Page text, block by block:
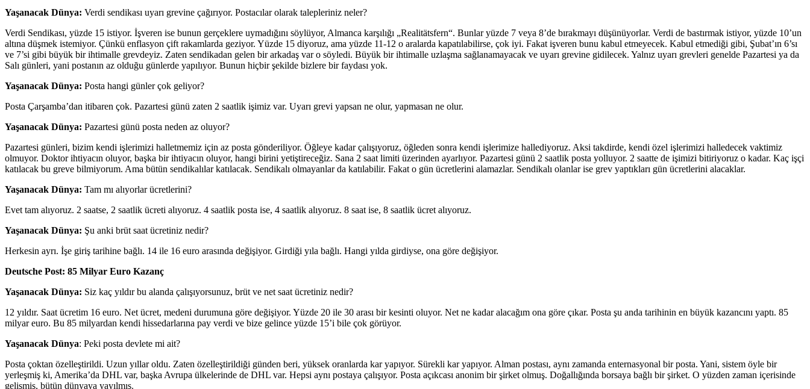
Yaşanacak Dünya: Verdi sendikası uyarı grevine çağırıyor. Postacılar olarak talepleriniz neler?
Verdi Sendikası, yüzde 15 istiyor. İşveren ise bunun gerçeklere uymadığını söylüyor, Almanca karşılığı „Realitätsfern“. Bunlar yüzde 7 veya 8’de bırakmayı düşünüyorlar. Verdi de bastırmak istiyor, yüzde 10’un
altına düşmek istemiyor. Çünkü enflasyon çift rakamlarda geziyor. Yüzde 15 diyoruz, ama yüzde 11-12 o aralarda kapatılabilirse, çok iyi. Fakat işveren bunu kabul etmeyecek. Kabul etmediği gibi, Şubat’ın 6’sı
ve 7’si gibi büyük bir ihtimalle grevdeyiz. Zaten sendikadan gelen bir arkadaş var o söyledi. Büyük bir ihtimalle uzlaşma sağlanamayacak ve uyarı grevine gidilecek. Yalnız uyarı grevleri genelde Pazartesi ya da
Salı günleri, yani postanın az olduğu günlerde yapılıyor. Bunun hiçbir şekilde bizlere bir faydası yok.
Yaşanacak Dünya: Posta hangi günler çok geliyor?
Posta Çarşamba’dan itibaren çok. Pazartesi günü zaten 2 saatlik işimiz var. Uyarı grevi yapsan ne olur, yapmasan ne olur.
Yaşanacak Dünya: Pazartesi günü posta neden az oluyor?
Pazartesi günleri, bizim kendi işlerimizi halletmemiz için az posta gönderiliyor. Öğleye kadar çalışıyoruz, öğleden sonra kendi işlerimize hallediyoruz. Aksi takdirde, kendi özel işlerimizi halledecek vaktimiz
olmuyor. Doktor ihtiyacın oluyor, başka bir ihtiyacın oluyor, hangi birini yetiştireceğiz. Sana 2 saat limiti üzerinden ayarlıyor. Pazartesi günü 2 saatlik posta yolluyor. 2 saatte de işimizi bitiriyoruz o kadar. Kaç işçi
katılacak bu greve bilmiyorum. Ama bütün sendikalılar katılacak. Sendikalı olmayanlar da katılabilir. Fakat o gün ücretlerini alamazlar. Sendikalı olanlar ise grev yaptıkları gün ücretlerini alacaklar.
Yaşanacak Dünya: Tam mı alıyorlar ücretlerini?
Evet tam alıyoruz. 2 saatse, 2 saatlik ücreti alıyoruz. 4 saatlik posta ise, 4 saatlik alıyoruz. 8 saat ise, 8 saatlik ücret alıyoruz.
Yaşanacak Dünya: Şu anki brüt saat ücretiniz nedir?
Herkesin ayrı. İşe giriş tarihine bağlı. 14 ile 16 euro arasında değişiyor. Girdiği yıla bağlı. Hangi yılda girdiyse, ona göre değişiyor.
Deutsche Post: 85 Milyar Euro Kazanç
Yaşanacak Dünya: Siz kaç yıldır bu alanda çalışıyorsunuz, brüt ve net saat ücretiniz nedir?
12 yıldır. Saat ücretim 16 euro. Net ücret, medeni durumuna göre değişiyor. Yüzde 20 ile 30 arası bir kesinti oluyor. Net ne kadar alacağım ona göre çıkar. Posta şu anda tarihinin en büyük kazancını yaptı. 85
milyar euro. Bu 85 milyardan kendi hissedarlarına pay verdi ve bize gelince yüzde 15’i bile çok görüyor.
Yaşanacak Dünya: Peki posta devlete mi ait?
Posta çoktan özelleştirildi. Uzun yıllar oldu. Zaten özelleştirildiği günden beri, yüksek oranlarda kar yapıyor. Sürekli kar yapıyor. Alman postası, aynı zamanda enternasyonal bir posta. Yani, sistem öyle bir
yerleşmiş ki, Amerika’da DHL var, başka Avrupa ülkelerinde de DHL var. Hepsi aynı postaya çalışıyor. Posta açıkcası anonim bir şirket olmuş. Doğallığında borsaya bağlı bir şirket. O yüzden zaman içerisinde
gelişmiş, bütün dünyaya yayılmış.